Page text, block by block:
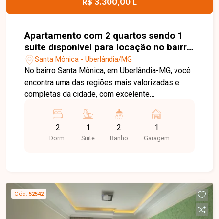
R$ 3.300,00 L
Apartamento com 2 quartos sendo 1
suíte disponível para locação no bairro
Santa Mônica em Uberlândia-MG
Santa Mônica - Uberlândia/MG
No bairro Santa Mônica, em Uberlândia-MG, você
encontra uma das regiões mais valorizadas e
completas da cidade, com excelente
avenidas, proximidade com a Universidade
Federal de Uberlândia, além de supermercados,
restaurantes, farmácias e diversos serviços,
sacada, 2 quartos com armários, cama, mesa de
apoio e ar-condicionado, banheiro social, cozinha
completa com armários, cooktop, geladeira, forno
2
Dorm.
1
Suite
2
Banho
1
Garagem
Cód. 52542